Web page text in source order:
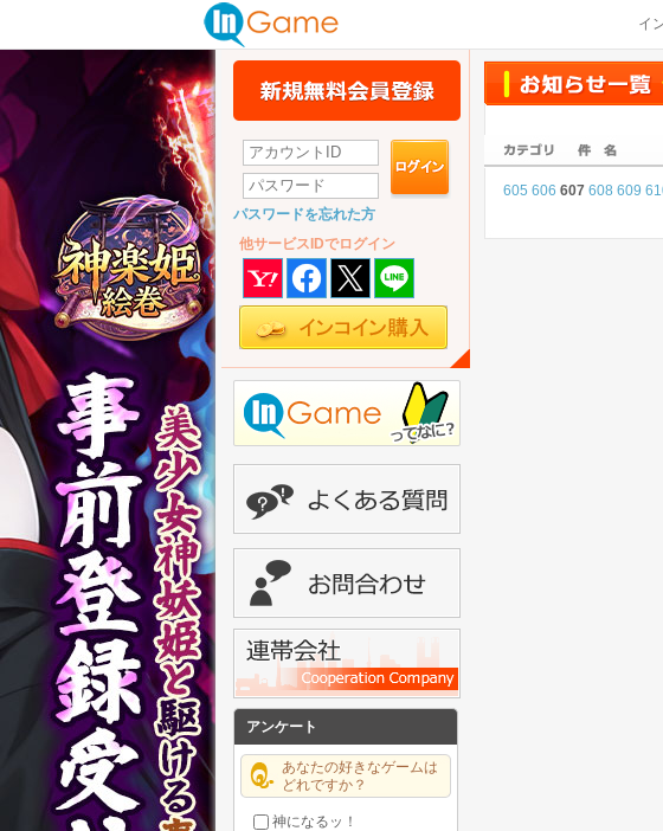
イ
パスワードを忘れた方
他サービスIDでログイン
アンケート
あなたの好きなゲームは
どれですか？
神になるッ！
605 606 607 608 609